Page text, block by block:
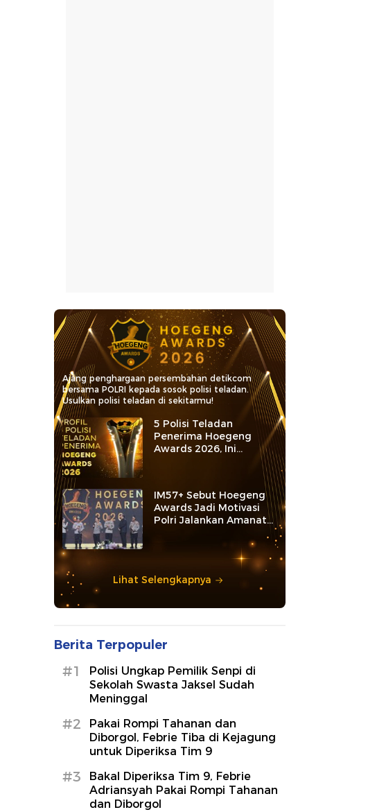
Ajang penghargaan persembahan detikcom
bersama POLRI kepada sosok polisi teladan.
Usulkan polisi teladan di sekitarmu!
5 Polisi Teladan
Penerima Hoegeng
Awards 2026, Ini
Kategori dan Kiprahnya
IM57+ Sebut Hoegeng
Awards Jadi Motivasi
Polri Jalankan Amanat
Lihat Selengkapnya
Berita Terpopuler
#1
Polisi Ungkap Pemilik Senpi di
Sekolah Swasta Jaksel Sudah
Meninggal
#2
Pakai Rompi Tahanan dan
Diborgol, Febrie Tiba di Kejagung
untuk Diperiksa Tim 9
#3
Bakal Diperiksa Tim 9, Febrie
Adriansyah Pakai Rompi Tahanan
dan Diborgol